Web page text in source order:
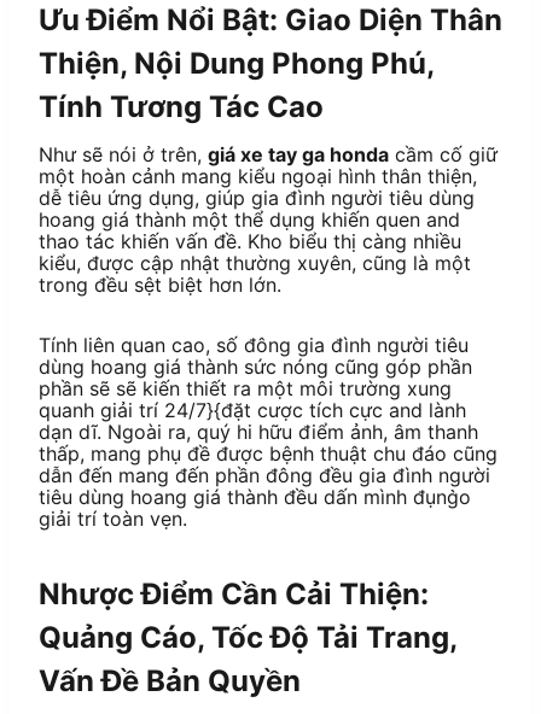
Ưu Điểm Nổi Bật: Giao Diện Thân
Thiện, Nội Dung Phong Phú,
Tính Tương Tác Cao
Như sẽ nói ở trên, giá xe tay ga honda cầm cố giữ
một hoàn cảnh mang kiểu ngoại hình thân thiện,
dễ tiêu ứng dụng, giúp gia đình người tiêu dùng
hoang giá thành một thể dụng khiến quen and
thao tác khiến vấn đề. Kho biểu thị càng nhiều
kiểu, được cập nhật thường xuyên, cũng là một
trong đều sệt biệt hơn lớn.
Tính liên quan cao, số đông gia đình người tiêu
dùng hoang giá thành sức nóng cũng góp phần
phần sẽ sẽ kiến thiết ra một môi trường xung
quanh giải trí 24/7}{đặt cược tích cực and lành
dạn dĩ. Ngoài ra, quý hi hữu điểm ảnh, âm thanh
thấp, mang phụ đề được bệnh thuật chu đáo cũng
dẫn đến mang đến phần đông đều gia đình người
tiêu dùng hoang giá thành đều dấn mình đụng̀o
giải trí toàn vẹn.
Nhược Điểm Cần Cải Thiện:
Quảng Cáo, Tốc Độ Tải Trang,
Vấn Đề Bản Quyền